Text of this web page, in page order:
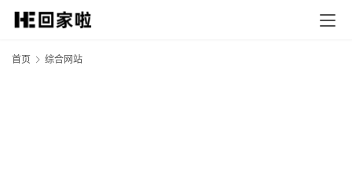
首页 综合网站